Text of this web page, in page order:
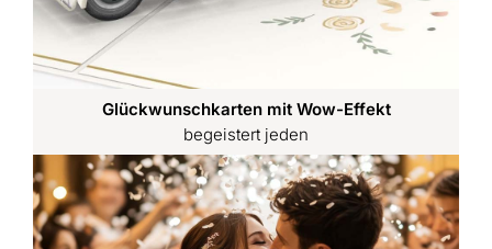
Glückwunschkarten mit Wow-Effekt
begeistert jeden